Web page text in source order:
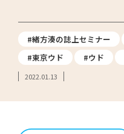
#緒方湊の誌上セミナー
#東京ウド
#ウド
2022.01.13